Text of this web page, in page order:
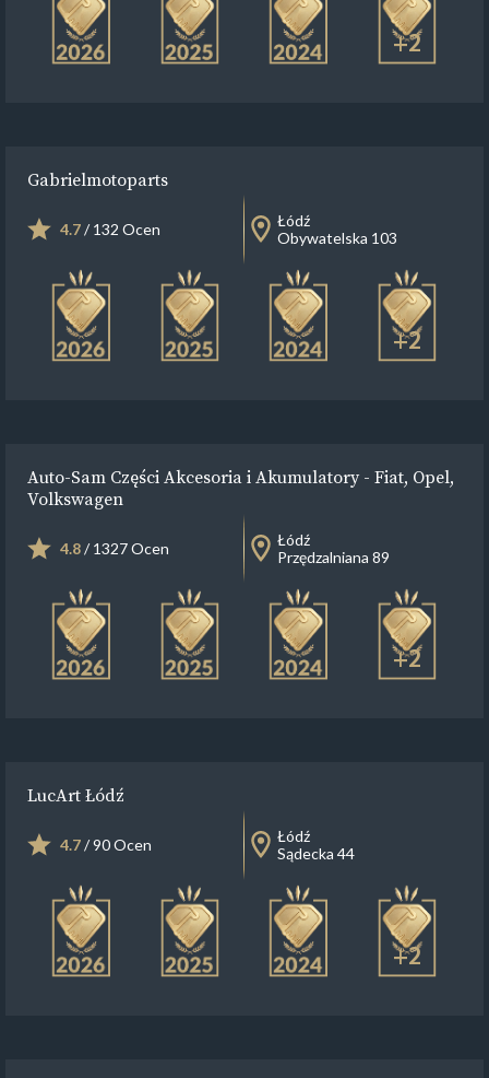
+2
Gabrielmotoparts
4.7/ 132 Ocen
Łódź
Obywatelska 103
+2
Auto-Sam Części Akcesoria i Akumulatory - Fiat, Opel,
Volkswagen
4.8/ 1327 Ocen
Łódź
Przędzalniana 89
+2
LucArt Łódź
4.7/ 90 Ocen
Łódź
Sądecka 44
+2